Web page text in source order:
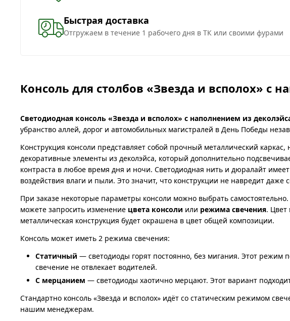
Быстрая доставка
Отгружаем в течение 1 рабочего дня в ТК или своими фурами
Консоль для столбов «Звезда и всполох» с
Светодиодная консоль «Звезда и всполох» с наполнением из
убранство аллей, дорог и автомобильных магистралей в День Победы
Конструкция консоли представляет собой прочный металлический
декоративные элементы из деколэйса, который дополнительно
контраста в любое время дня и ночи. Светодиодная нить и дюралайт имеет
воздействия влаги и пыли. Это значит, что конструкции не навредит
При заказе некоторые параметры консоли можно выбрать
можете запросить изменение цвета консоли или режима свечения. Цвет
металлическая конструкция будет окрашена в цвет общей композиции.
Консоль может иметь 2 режима свечения:
Статичный — светодиоды горят постоянно, без мигания. Этот режим
свечение не отвлекает водителей.
С мерцанием — светодиоды хаотично мерцают. Этот вариант
Стандартно консоль «Звезда и всполох» идёт со статическим режимом
нашим менеджерам.